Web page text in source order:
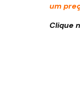
um
Clique